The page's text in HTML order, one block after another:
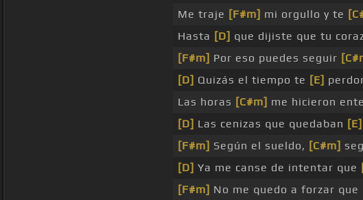
Me traje [F#m] mi orgullo y te
Hasta [D] que dijiste que tu
[F#m] Por eso puedes seguir
[D] Quizás el tiempo te [E]
Las horas [C#m] me hicieron
[D] Las cenizas que quedaban [E]
[F#m] Según el sueldo, [C#m]
[D] Ya me canse de intentar que
[F#m] No me quedo a forzar que